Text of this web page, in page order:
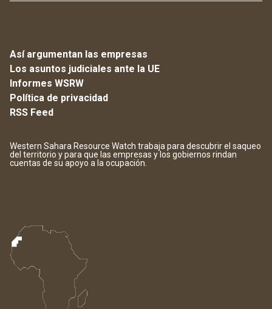
Así argumentan las empresas
Los asuntos judiciales ante la UE
Informes WSRW
Política de privacidad
RSS Feed
Western Sahara Resource Watch trabaja para descubrir el saqueo
del territorio y para que las empresas y los gobiernos rindan
cuentas de su apoyo a la ocupación.